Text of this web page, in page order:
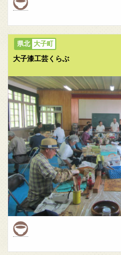
大子町
大子漆工芸くらぶ